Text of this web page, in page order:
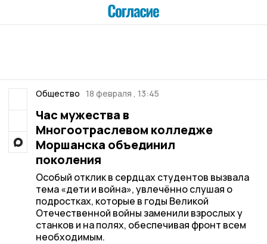
Общество 18 февраля , 13:45
Час мужества в
Многоотраслевом колледже
Моршанска объединил
поколения
Особый отклик в сердцах студентов вызвала
тема «дети и война», увлечённо слушая о
подростках, которые в годы Великой
Отечественной войны заменили взрослых у
станков и на полях, обеспечивая фронт всем
необходимым.